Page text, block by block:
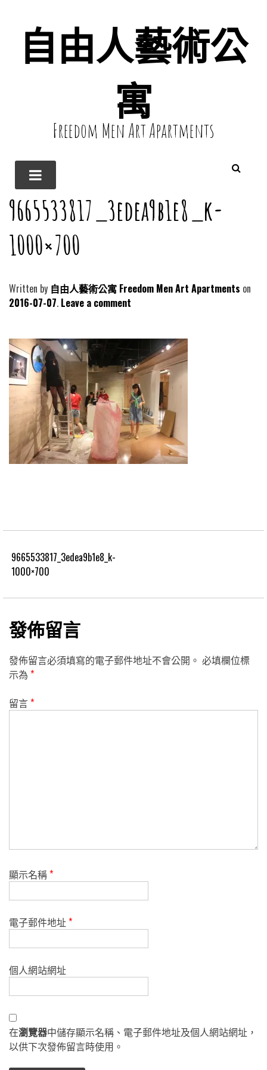
自由人藝術公
寓
Freedom Men Art Apartments
9665533817_3edea9b1e8_k-
1000×700
Written by 自由人藝術公寓 Freedom Men Art Apartments
2016-07-07 Leave a comment
9665533817_3edea9b1e8_k-
1000×700
發佈留言
發佈留言必須填寫的電子郵件地址不會公開。 必填欄位標
示為 *
留言*
顯示名稱*
電子郵件地址*
個人網站網址
在瀏覽器中儲存顯示名稱、電子郵件地址及個人網站網址，
以供下次發佈留言時使用。